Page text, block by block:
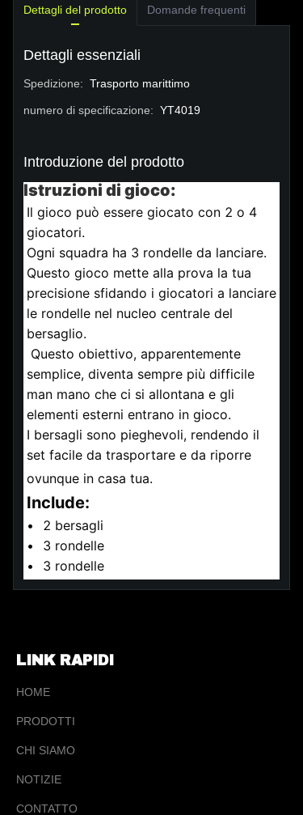
Dettagli del prodotto Domande frequenti
Dettagli essenziali
Spedizione: Trasporto marittimo
numero di specificazione: YT4019
Introduzione del prodotto
Istruzioni di gioco:
Il gioco può essere giocato con 2 o 4
giocatori.
Ogni squadra ha 3 rondelle da lanciare.
Questo gioco mette alla prova la tua
precisione sfidando i giocatori a lanciare
le rondelle nel nucleo centrale del
bersaglio.
semplice, diventa sempre più difficile
man mano che ci si allontana e gli
elementi esterni entrano in gioco.
I bersagli sono pieghevoli, rendendo il
set facile da trasportare e da riporre
ovunque in casa tua.
Include:
•	2 bersagli
•	3 rondelle
•	3 rondelle
LINK RAPIDI
HOME
PRODOTTI
CHI SIAMO
NOTIZIE
CONTATTO